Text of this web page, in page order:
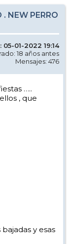
NEW PERRO
05-01-2022 19:14
18 años antes
Mensajes: 476
…..
, que
y esas